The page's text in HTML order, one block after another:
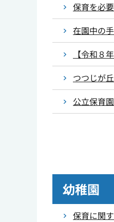
保育を必
在園中の
【令和８
つつじが
公立保育
幼稚園
保育に関